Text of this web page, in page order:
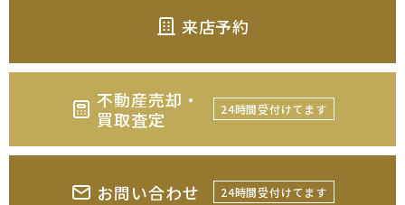
来店予約
不動産売却・
買取査定
24時間受付けてます
お問い合わせ 24時間受付けてます